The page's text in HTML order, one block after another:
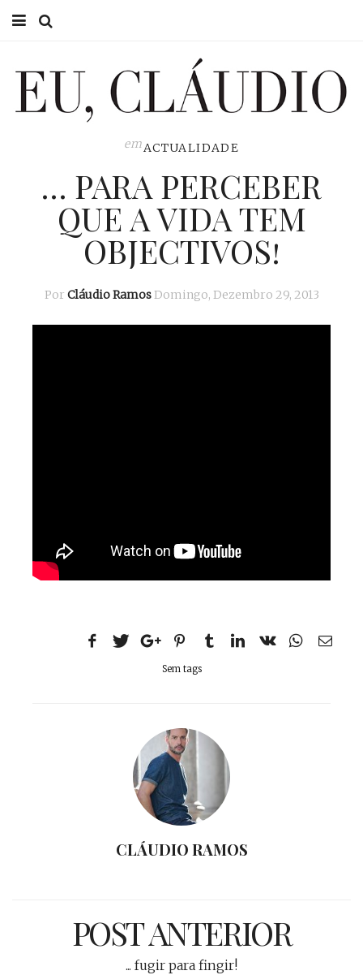
EU CLÁUDIO
EU NA TV
EU, PAI
ACTUALIDADE
emACTUALIDADE
… PARA PERCEBER
QUE A VIDA TEM
OBJECTIVOS!
Por Cláudio RamosDomingo, Dezembro 29, 2013
Sem tags
CLÁUDIO RAMOS
POST ANTERIOR
... fugir para fingir!